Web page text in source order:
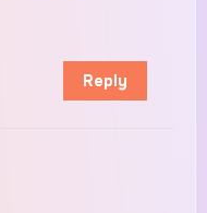
Reply